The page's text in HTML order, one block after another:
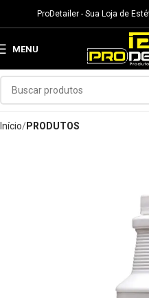
ProDetailer - Sua Loja de
MENU
Início PRODUTOS